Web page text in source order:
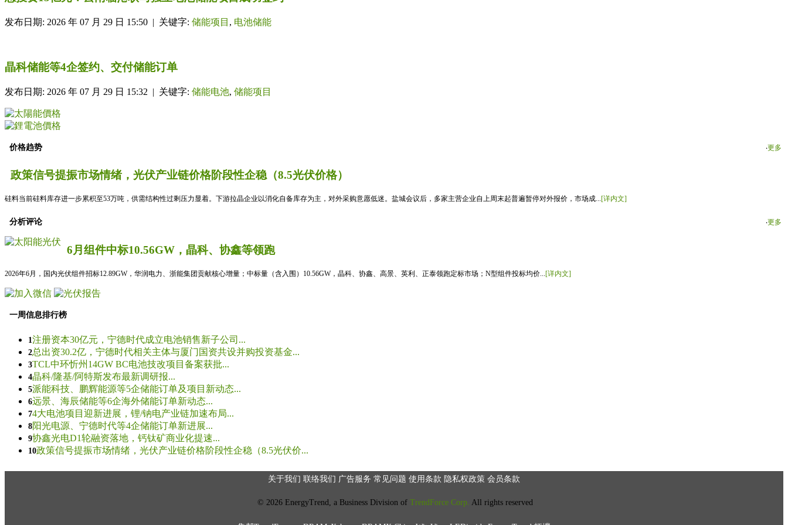
发布日期: 2026 年 07 月 29 日 15:50 | 关键字: 储能项目 , 电池储能
晶科储能等4企签约、交付储能订单
发布日期: 2026 年 07 月 29 日 15:32 | 关键字: 储能电池, 储能项目
价格趋势 ‧更多
政策信号提振市场情绪，光伏产业链价格阶段性企稳（8.5光伏价格）
硅料当前硅料库存进一步累积至53万吨，供需结构性过剩压力显着。下游拉晶企业以消化自备库存为主，对外采购意愿低迷。盐城会议后，多家主营企业自上周末起普遍暂停对外报价，市场成...[详内文]
分析评论 ‧更多
6月组件中标10.56GW，晶科、协鑫等领跑
2026年6月，国内光伏组件招标12.89GW，华润电力、浙能集团贡献核心增量；中标量（含入围）10.56GW，晶科、协鑫、高景、英利、正泰领跑定标市场；N型组件投标均价... [详内文]
一周信息排行榜
1注册资本30亿元，宁德时代成立电池销售新子公司...
2总出资30.2亿，宁德时代相关主体与厦门国资共设并购投资基金...
3TCL中环忻州14GW BC电池技改项目备案获批...
4晶科/隆基/阿特斯发布最新调研报...
5派能科技、鹏辉能源等5企储能订单及项目新动态...
6远景、海辰储能等6企海外储能订单新动态...
74大电池项目迎新进展，锂/钠电产业链加速布局...
8阳光电源、宁德时代等4企储能订单新进展...
9协鑫光电D1轮融资落地，钙钛矿商业化提速...
10政策信号提振市场情绪，光伏产业链价格阶段性企稳（8.5光伏价...
关于我们 联络我们 广告服务 常见问题 使用条款 隐私权政策 会员条款
© 2026 EnergyTrend, a Business Division of TrendForce Corp. All rights reserved